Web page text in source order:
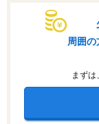
周囲
まずは